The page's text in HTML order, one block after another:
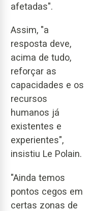
afetadas".
Assim, "a
resposta deve,
acima de tudo,
reforçar as
capacidades e os
recursos
humanos já
existentes e
experientes",
insistiu Le Polain.
"Ainda temos
pontos cegos em
certas zonas de